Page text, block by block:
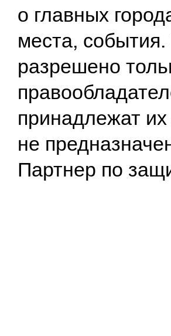
о главных
места,
разрешено
принадлежат
не
Партнер по